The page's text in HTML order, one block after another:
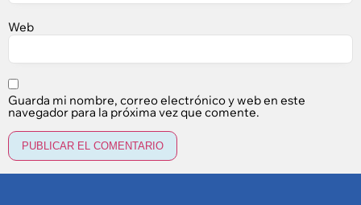
Web
Guarda mi nombre, correo electrónico y web en este
navegador para la próxima vez que comente.